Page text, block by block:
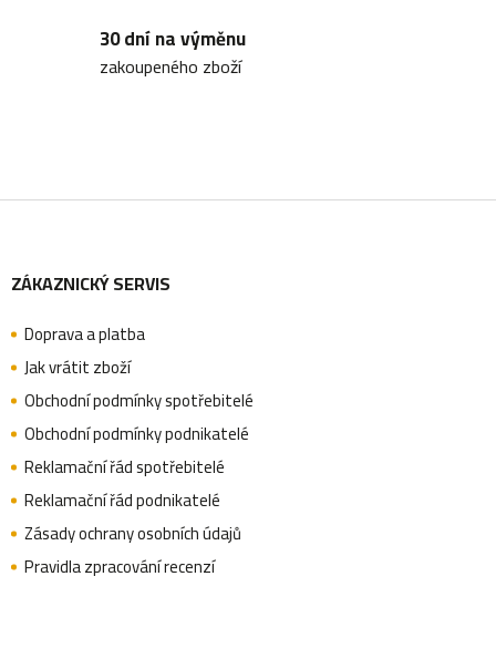
30 dní na výměnu
zakoupeného zboží
á
p
a
t
ZÁKAZNICKÝ SERVIS
Doprava a platba
Jak vrátit zboží
Obchodní podmínky spotřebitelé
Obchodní podmínky podnikatelé
Reklamační řád spotřebitelé
Reklamační řád podnikatelé
Zásady ochrany osobních údajů
Pravidla zpracování recenzí